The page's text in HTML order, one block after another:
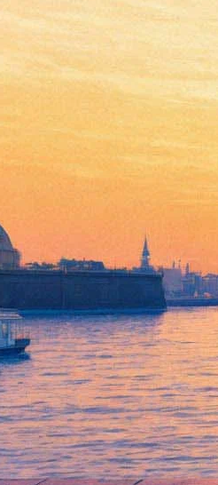
848.
Мачере и Нади
30 июня 2012, суббота-22 июля
Версия для печати